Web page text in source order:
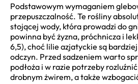
Podstawowym wymaganiem
przepuszczalność. Te rośliny
stojącej wody, która prowadzi do
powinna być żyzna, próchnicza i
6,5), choć lilie azjatyckie są
odczyn. Przed sadzeniem warto
podłoża i w razie potrzeby
drobnym żwirem, a także